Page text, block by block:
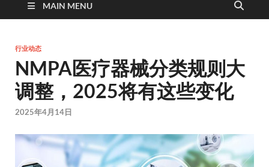
MAIN MENU
行业动态
NMPA医疗器械分类规则大
调整，2025将有这些变化
2025年4月14日